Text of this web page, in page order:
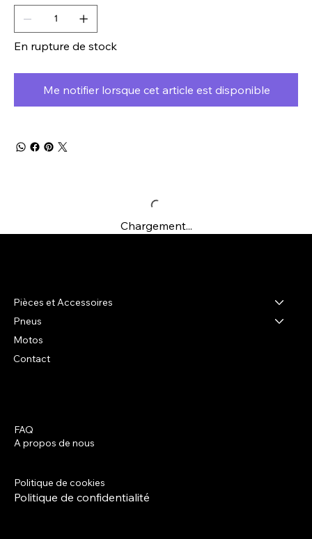
En rupture de stock
Me notifier lorsque cet article est disponible
Chargement...
Pièces et Accessoires
Pneus
Motos
Contact
FAQ
A propos de nous
Politique de cookies
Politique de confidentialité